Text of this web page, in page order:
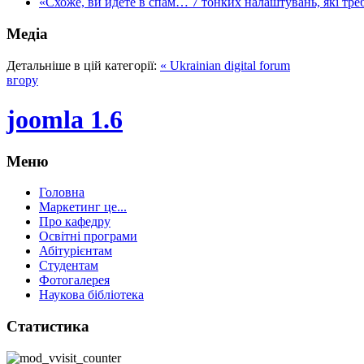
Медіа
Детальніше в цій категорії: « Ukrainian digital forum
вгору
joomla 1.6
Меню
Головна
Маркетинг це...
Про кафедру
Освітні програми
Абітурієнтам
Студентам
Фотогалерея
Наукова бібліотека
Статистика